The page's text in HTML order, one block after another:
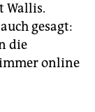
Wallis.
gesagt:
die
online